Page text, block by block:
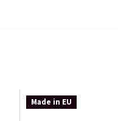
Made in EU